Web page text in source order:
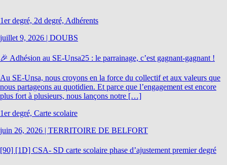
1er degré, 2d degré, Adhérents
juillet 9, 2026 | DOUBS
🎉 Adhésion au SE-Unsa25 : le parrainage, c’est gagnant-gagnant !
Au SE-Unsa, nous croyons en la force du collectif et aux valeurs que
nous partageons au quotidien. Et parce que l’engagement est encore
plus fort à plusieurs, nous lançons notre […]
1er degré, Carte scolaire
juin 26, 2026 | TERRITOIRE DE BELFORT
[90] [1D] CSA- SD carte scolaire phase d’ajustement premier degré